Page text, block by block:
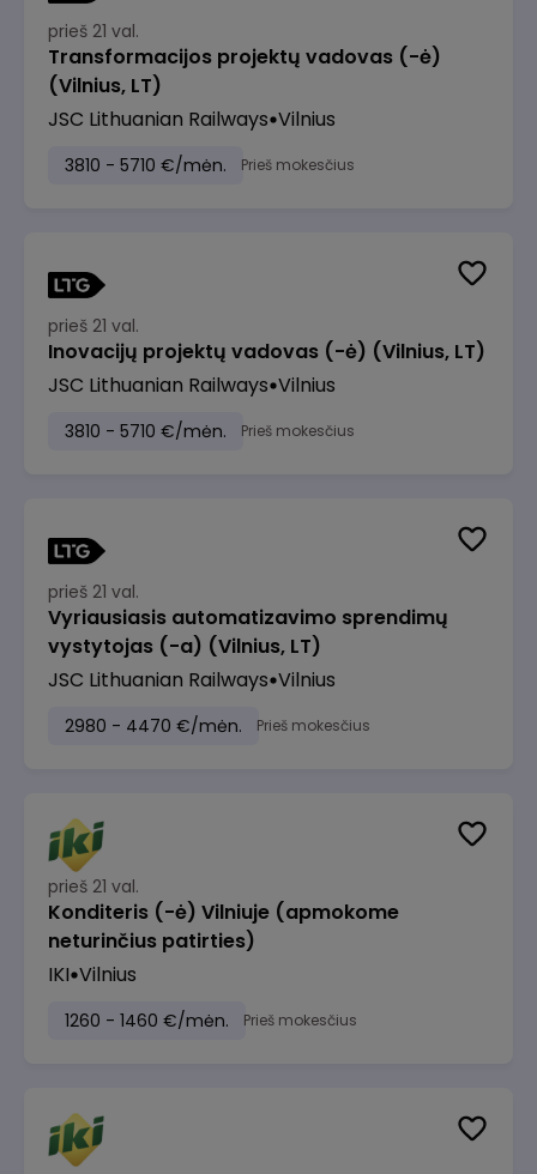
prieš 21 val.
Transformacijos projektų vadovas (-ė)
(Vilnius, LT)
JSC Lithuanian Railways Vilnius
3810 - 5710 €/mėn. Prieš mokesčius
prieš 21 val.
Inovacijų projektų vadovas (-ė) (Vilnius, LT)
JSC Lithuanian Railways Vilnius
3810 - 5710 €/mėn. Prieš mokesčius
prieš 21 val.
Vyriausiasis automatizavimo sprendimų
vystytojas (-a) (Vilnius, LT)
JSC Lithuanian Railways Vilnius
2980 - 4470 €/mėn. Prieš mokesčius
prieš 21 val.
Konditeris (-ė) Vilniuje (apmokome
neturinčius patirties)
IKI Vilnius
1260 - 1460 €/mėn. Prieš mokesčius